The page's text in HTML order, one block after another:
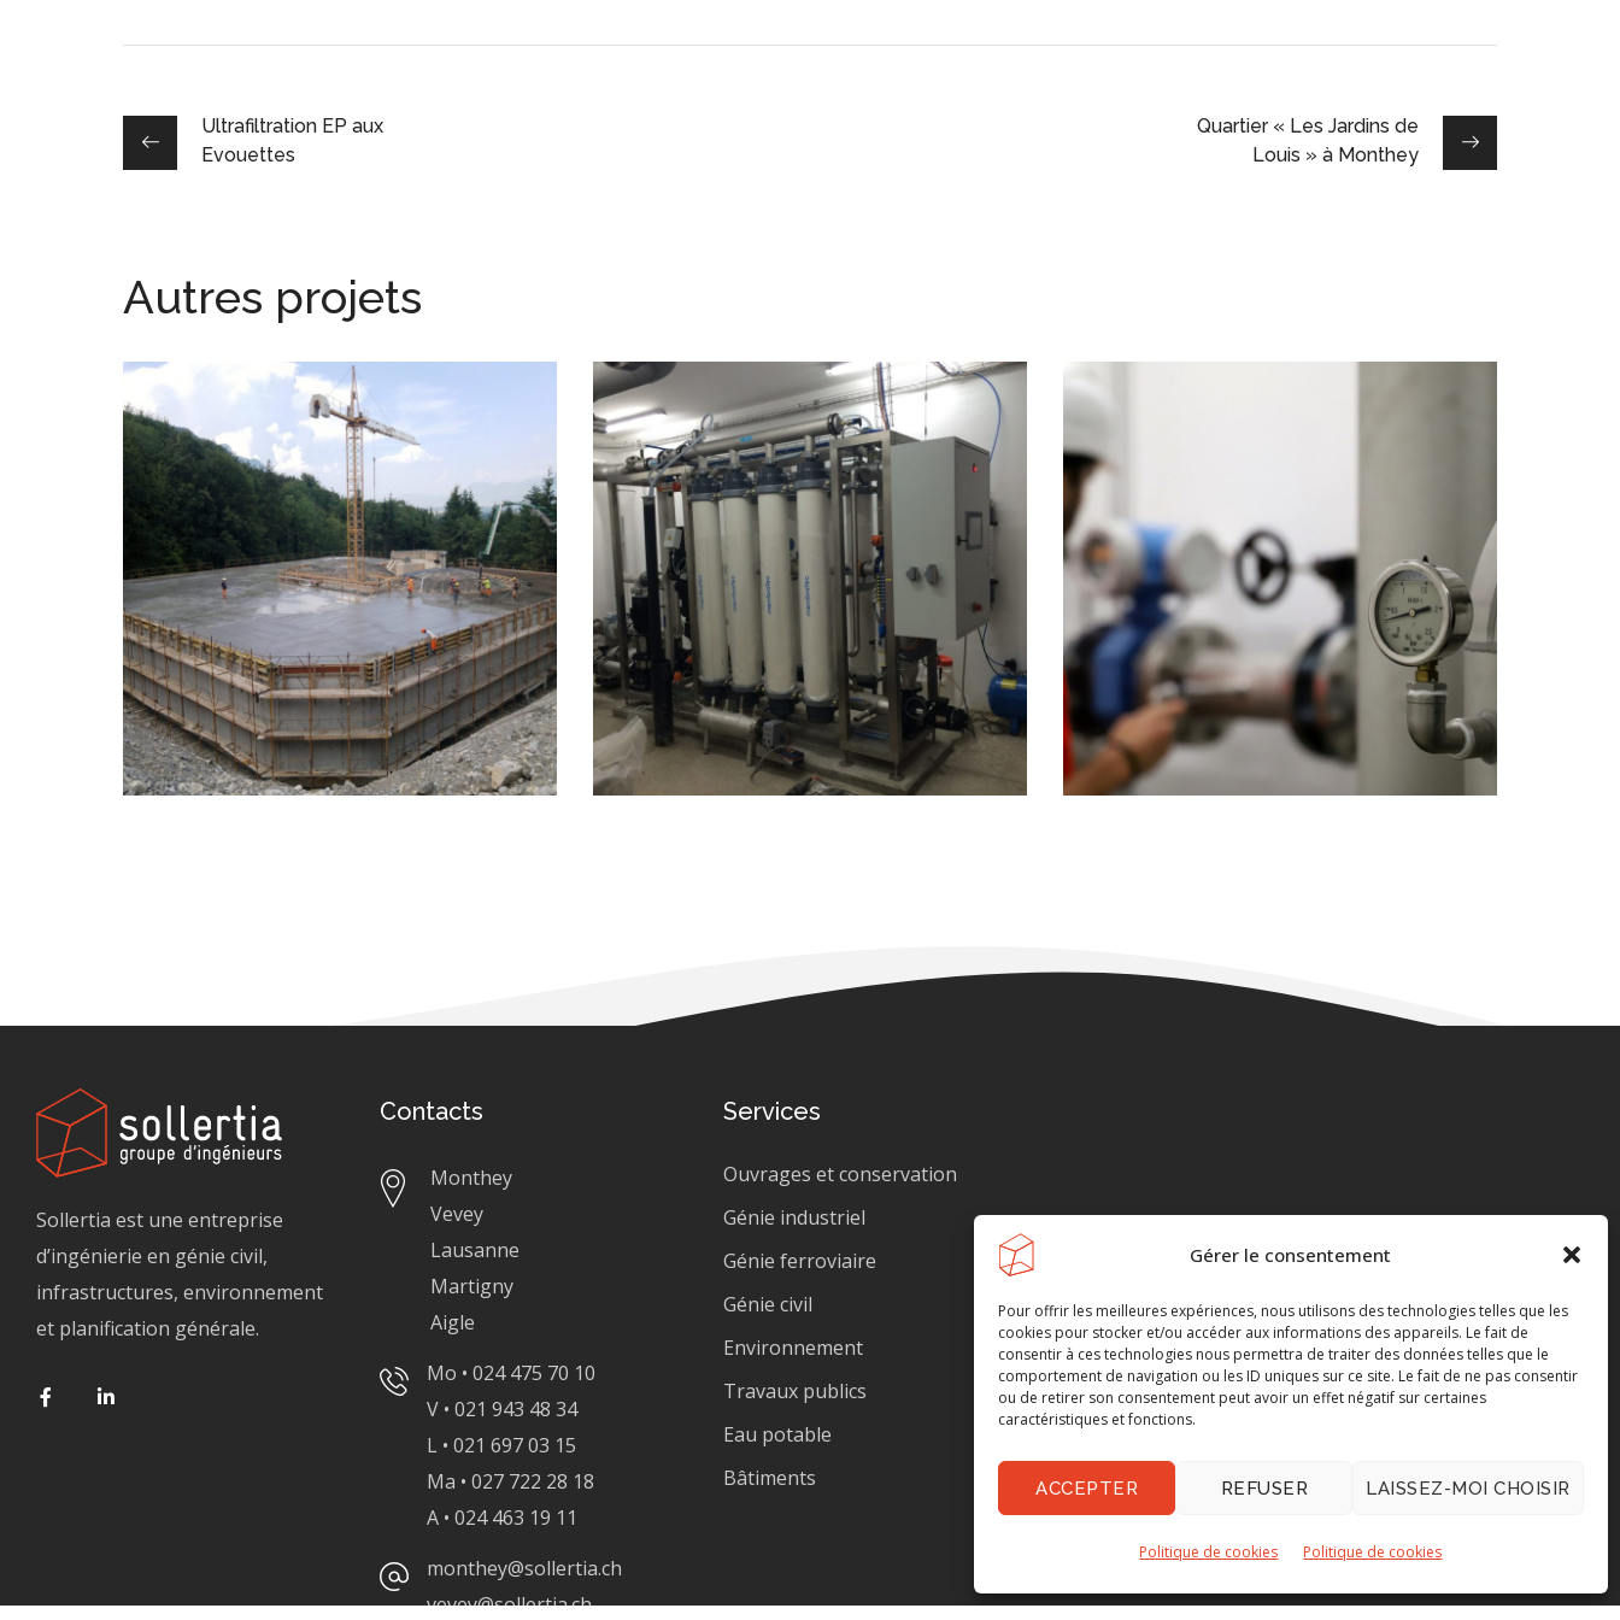
Gérer le consentement
Pour offrir les meilleures expériences, nous utilisons des technologies telles que les
cookies pour stocker et/ou accéder aux informations des appareils. Le fait de
consentir à ces technologies nous permettra de traiter des données telles que le
comportement de navigation ou les ID uniques sur ce site. Le fait de ne pas consentir
ou de retirer son consentement peut avoir un effet négatif sur certaines
caractéristiques et fonctions.
ACCEPTER REFUSER LAISSEZ-MOI CHOISIR
Politique de cookies Politique de cookies
Ultrafiltration EP aux
Evouettes
Quartier « Les Jardins de
Louis » à Monthey
Autres projets
Réservoir du Noiret
EAU POTABLE
Ultrafiltration EP aux
Evouettes
EAU POTABLE
d’eau – Prestations
Sollertia est une entreprise
d’ingénierie en génie civil,
infrastructures, environnement
et planification générale.
Contacts
Monthey
Vevey
Lausanne
Martigny
Aigle
Mo • 024 475 70 10
V • 021 943 48 34
L • 021 697 03 15
Ma • 027 722 28 18
A • 024 463 19 11
monthey@sollertia.ch
vevey@sollertia.ch
Services
Ouvrages et conservation
Génie industriel
Génie ferroviaire
Génie civil
Environnement
Travaux publics
Eau potable
Bâtiments